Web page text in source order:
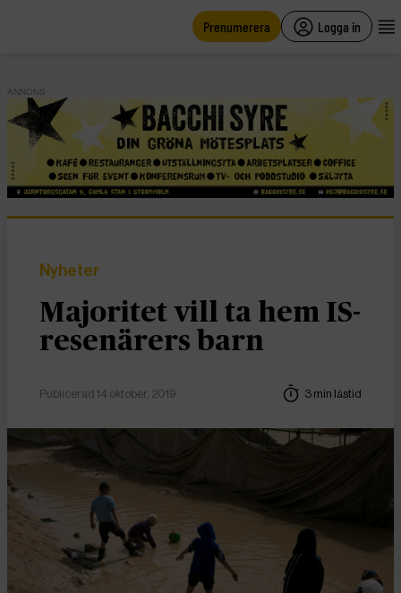
Prenumerera Logga in
ANNONS
Nyheter
Majoritet vill ta hem IS-
resenärers barn
Publicerad 14 oktober, 2019 3 min lästid